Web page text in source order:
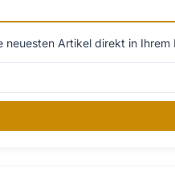
neuesten Artikel direkt in